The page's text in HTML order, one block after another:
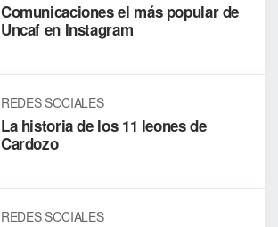
Comunicaciones el más popular de
Uncaf en Instagram
REDES SOCIALES
La historia de los 11 leones de
Cardozo
REDES SOCIALES